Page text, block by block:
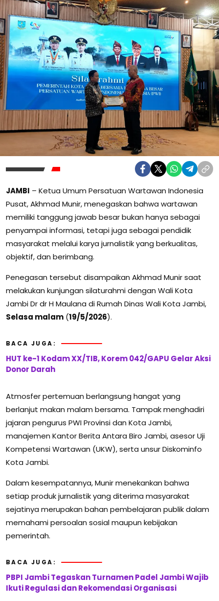
JAMBI – Ketua Umum Persatuan Wartawan Indonesia
Pusat, Akhmad Munir, menegaskan bahwa wartawan
memiliki tanggung jawab besar bukan hanya sebagai
penyampai informasi, tetapi juga sebagai pendidik
masyarakat melalui karya jurnalistik yang berkualitas,
objektif, dan berimbang.
Penegasan tersebut disampaikan Akhmad Munir saat
melakukan kunjungan silaturahmi dengan Wali Kota
Jambi Dr dr H Maulana di Rumah Dinas Wali Kota Jambi,
Selasa malam (19/5/2026).
BACA JUGA:
HUT ke-1 Kodam XX/TIB, Korem 042/GAPU Gelar Aksi
Donor Darah
Atmosfer pertemuan berlangsung hangat yang
berlanjut makan malam bersama. Tampak menghadiri
jajaran pengurus PWI Provinsi dan Kota Jambi,
manajemen Kantor Berita Antara Biro Jambi, asesor Uji
Kompetensi Wartawan (UKW), serta unsur Diskominfo
Kota Jambi.
Dalam kesempatannya, Munir menekankan bahwa
setiap produk jurnalistik yang diterima masyarakat
sejatinya merupakan bahan pembelajaran publik dalam
memahami persoalan sosial maupun kebijakan
pemerintah.
BACA JUGA:
PBPI Jambi Tegaskan Turnamen Padel Jambi Wajib
Ikuti Regulasi dan Rekomendasi Organisasi